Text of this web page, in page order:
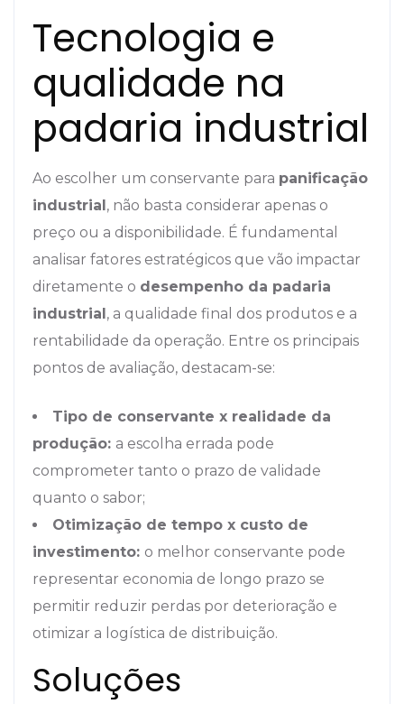
Tecnologia e
qualidade na
padaria industrial
Ao escolher um conservante para panificação
industrial, não basta considerar apenas o
preço ou a disponibilidade. É fundamental
analisar fatores estratégicos que vão impactar
diretamente o desempenho da padaria
industrial, a qualidade final dos produtos e a
rentabilidade da operação. Entre os principais
pontos de avaliação, destacam-se:
Tipo de conservante x realidade da
produção: a escolha errada pode
comprometer tanto o prazo de validade
quanto o sabor;
Otimização de tempo x custo de
investimento: o melhor conservante pode
representar economia de longo prazo se
permitir reduzir perdas por deterioração e
otimizar a logística de distribuição.
Soluções